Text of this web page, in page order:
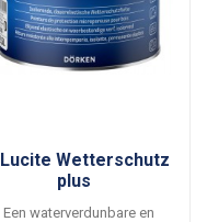
Lucite Wetterschutz
plus
Een waterverdunbare en